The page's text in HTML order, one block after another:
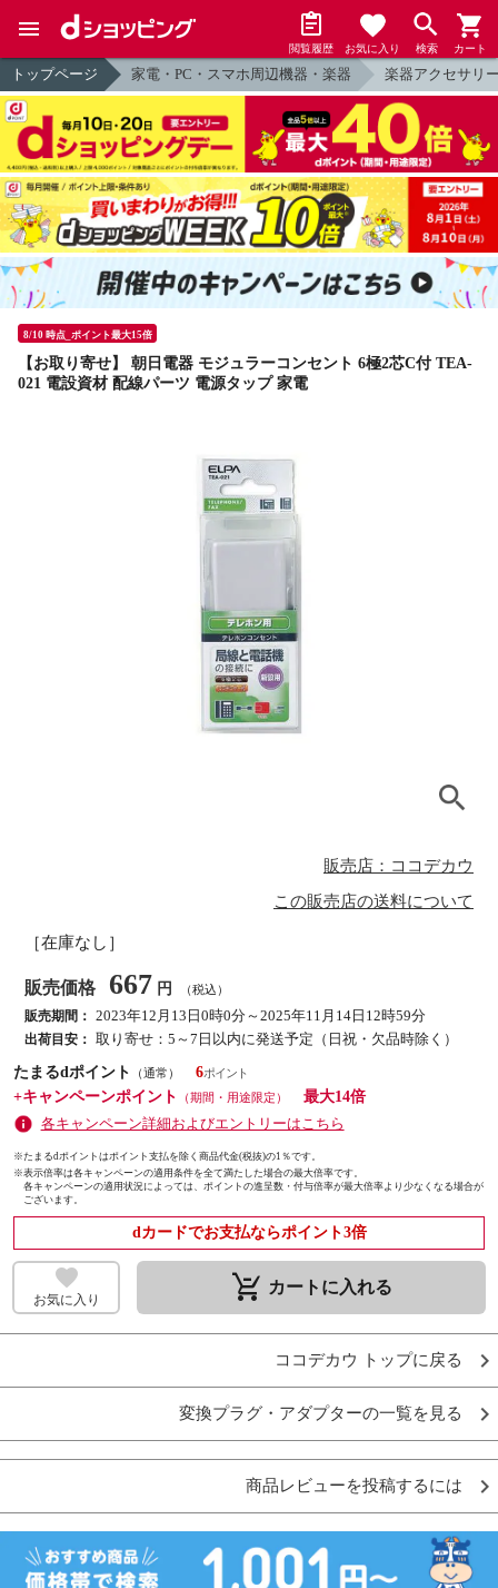
閲覧履歴 お気に入り 検索 カート
トップページ 家電・PC・スマホ周辺機器・楽器 楽器アクセサリ
8/10 時点_ポイント最大15倍
【お取り寄せ】 朝日電器 モジュラーコンセント 6極2芯C付 TEA-
021 電設資材 配線パーツ 電源タップ 家電
販売店：ココデカウ
この販売店の送料について
［在庫なし］
販売価格 667 円 （税込）
販売期間： 2023年12月13日0時0分～2025年11月14日12時59分
出荷目安： 取り寄せ：5～7日以内に発送予定（日祝・欠品時除く）
たまるdポイント
（通常）
6
+キャンペーンポイント
（期間・用途限定）
最大14倍
各キャンペーン詳細およびエントリーはこちら
※たまるdポイントはポイント支払を除く商品代金(税抜)の1％です。
※表示倍率は各キャンペーンの適用条件を全て満たした場合の最大倍率です。
各キャンペーンの適用状況によっては、ポイントの進呈数・付与倍率が最大倍率より少なくなる場合が
ございます。
dカードでお支払ならポイント3倍
お気に入り remove_shopping_cart カートに入れる
ココデカウ トップに戻る
変換プラグ・アダプターの一覧を見る
商品レビューを投稿するには